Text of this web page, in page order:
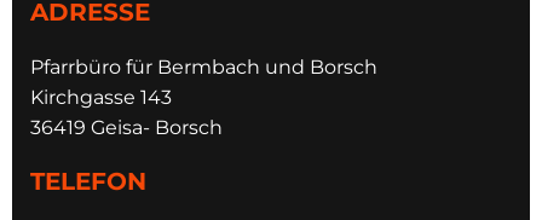
ADRESSE
Pfarrbüro für Bermbach und Borsch
Kirchgasse 143
36419 Geisa- Borsch
TELEFON